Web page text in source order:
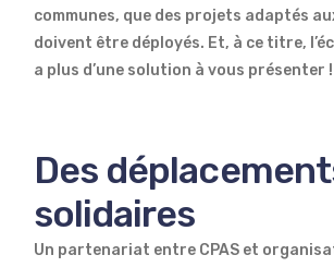
communes, que des projets adaptés
doivent être déployés. Et, à ce titre,
a plus d’une solution à vous présenter !
Des
solidaires
Un partenariat entre CPAS et